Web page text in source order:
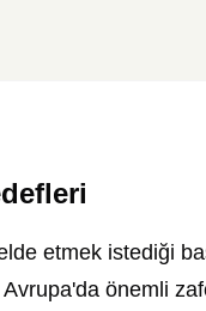
etmek istediği
önemli